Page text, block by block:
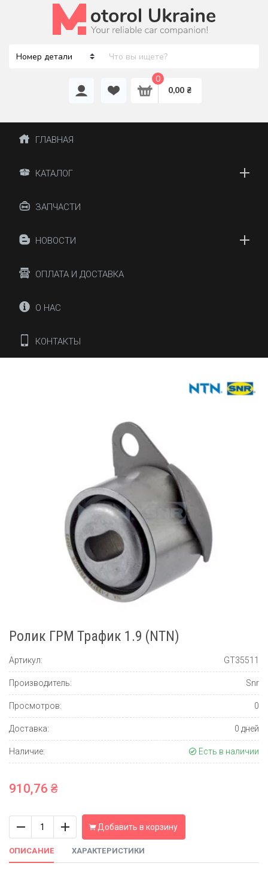
0,00 ₴
0
ГЛАВНАЯ
КАТАЛОГ
ЗАПЧАСТИ
НОВОСТИ
ОПЛАТА И ДОСТАВКА
О НАС
КОНТАКТЫ
Ролик ГРМ Трафик 1.9 (NTN)
Артикул: GT35511
Производитель: Snr
Просмотров: 0
Доставка: 0 дней
Наличие: Есть в наличии
910,76 ₴
Добавить в корзину
ОПИСАНИЕ ХАРАКТЕРИСТИКИ